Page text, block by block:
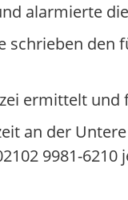
alarmierte
schrieben den
ermittelt und
an der
9981-6210